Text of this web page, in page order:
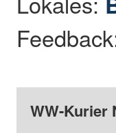
WW-Kurier